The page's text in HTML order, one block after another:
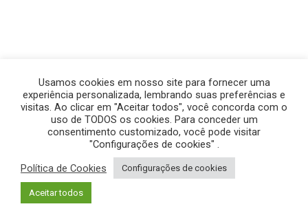
© GEGE PRODUÇÕES – TODOS OS DIREITOS RESERVADOS.
POLÍTICA DE PRIVACIDADE
Usamos cookies em nosso site para fornecer uma
experiência personalizada, lembrando suas preferências e
visitas. Ao clicar em "Aceitar todos", você concorda com o
uso de TODOS os cookies. Para conceder um
consentimento customizado, você pode visitar
"Configurações de cookies" .
Política de Cookies
Configurações de cookies
Aceitar todos